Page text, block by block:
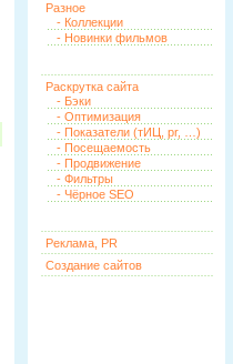
Разное
- Коллекции
- Новинки фильмов
Раскрутка сайта
- Бэки
- Оптимизация
- Показатели (тИЦ, pr, …)
- Посещаемость
- Продвижение
- Фильтры
- Чёрное SEO
Реклама, PR
Создание сайтов